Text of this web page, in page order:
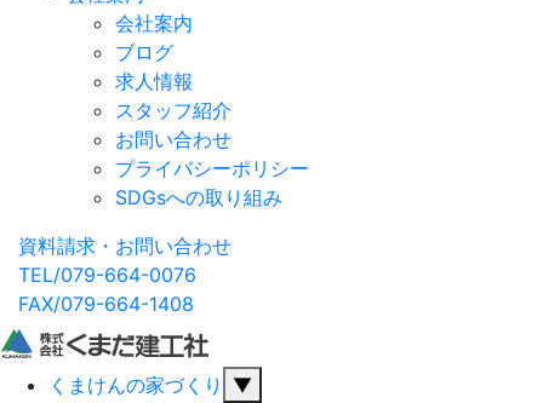
会社案内
ブログ
求人情報
スタッフ紹介
お問い合わせ
プライバシーポリシー
SDGsへの取り組み
資料請求・お問い合わせ
TEL/079-664-0076
FAX/079-664-1408
くまけんの家づくり
▼